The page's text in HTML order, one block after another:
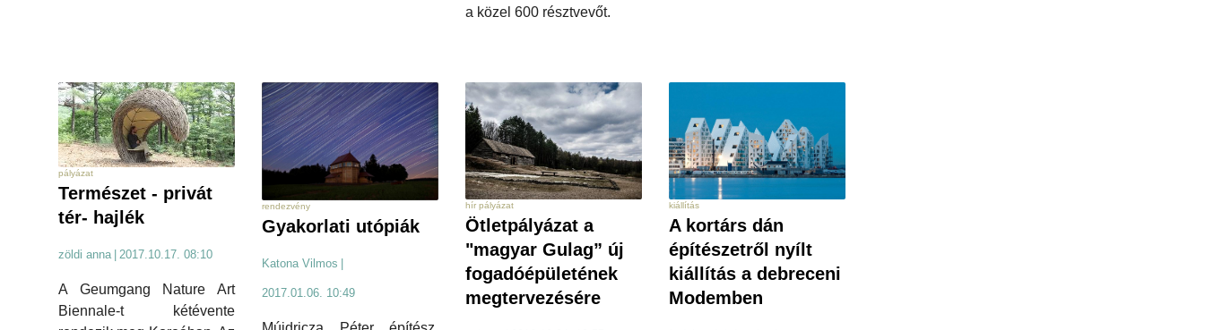
a közel 600 résztvevőt.
pályázat
Természet - privát
tér- hajlék
zöldi anna 2017.10.17. 08:10
A Geumgang Nature Art
Biennale-t kétévente
rendezvény
Gyakorlati utópiák
Katona Vilmos |
2017.01.06. 10:49
hír pályázat
Ötletpályázat a
"magyar Gulag” új
fogadóépületének
megtervezésére
kiállítás
A kortárs dán
építészetről nyílt
kiállítás a debreceni
Modemben